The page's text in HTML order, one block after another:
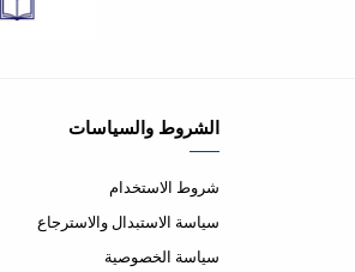
الشروط والسياسات
شروط الاستخدام
سياسة الاستبدال والاسترجاع
سياسة الخصوصية